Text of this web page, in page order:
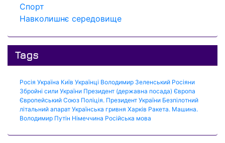
Спорт
Навколишнє середовище
Tags
Росія Україна Київ Українці Володимир Зеленський Росіяни
Збройні сили України Президент (державна посада) Європа
Європейський Союз Поліція. Президент України Безпілотний
літальний апарат Українська гривня Харків Ракета. Машина.
Володимир Путін Німеччина Російська мова